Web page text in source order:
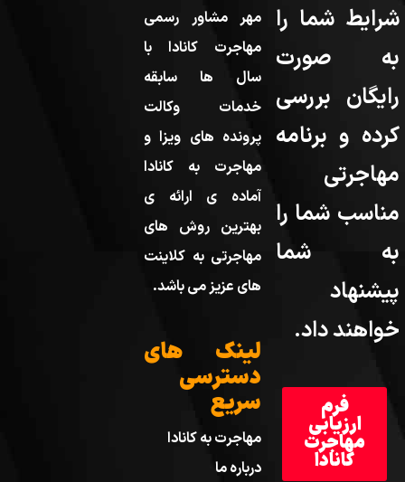
شرایط شما را
به صورت
رایگان بررسی
کرده و برنامه
مهاجرتی
مناسب شما را
به شما
پیشنهاد
خواهند داد.
فرم
ارزیابی
مهاجرت
کانادا
مهر مشاور رسمی
مهاجرت کانادا با
سال ها سابقه
خدمات وکالت
پرونده های ویزا و
مهاجرت به کانادا
آماده ی ارائه ی
بهترین روش های
مهاجرتی به کلاینت
های عزیز می باشد.
لینک های
دسترسی
سریع
مهاجرت به کانادا
درباره ما